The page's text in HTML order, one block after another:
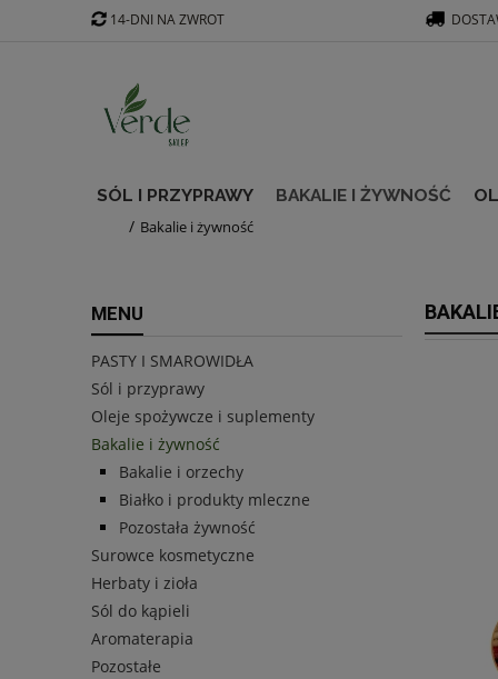
SÓL I PRZYPRAWY BAKALIE I ŻYWNOŚĆ
Bakalie i żywność
14-DNI NA ZWROT
MENU
PASTY I SMAROWIDŁA
Sól i przyprawy
Oleje spożywcze i suplementy
Bakalie i żywność
Bakalie i orzechy
Białko i produkty mleczne
Pozostała żywność
Surowce kosmetyczne
Herbaty i zioła
Sól do kąpieli
Aromaterapia
Pozostałe